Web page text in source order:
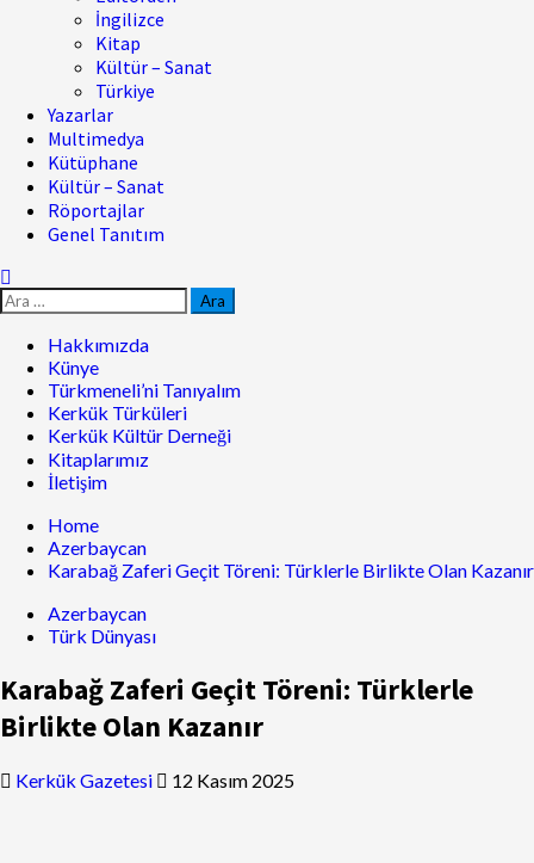
İngilizce
Kitap
Kültür – Sanat
Türkiye
Yazarlar
Multimedya
Kütüphane
Kültür – Sanat
Röportajlar
Genel Tanıtım
Hakkımızda
Künye
Türkmeneli’ni Tanıyalım
Kerkük Türküleri
Kerkük Kültür Derneği
Kitaplarımız
İletişim
Home
Azerbaycan
Karabağ Zaferi Geçit Töreni: Türklerle Birlikte Olan Kazanır
Azerbaycan
Türk Dünyası
Karabağ Zaferi Geçit Töreni: Türklerle
Birlikte Olan Kazanır
Kerkük Gazetesi 12 Kasım 2025